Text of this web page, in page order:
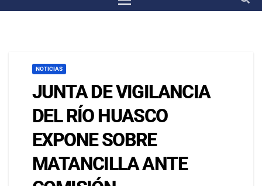
NOTICIAS
JUNTA DE VIGILANCIA
DEL RÍO HUASCO
EXPONE SOBRE
MATANCILLA ANTE